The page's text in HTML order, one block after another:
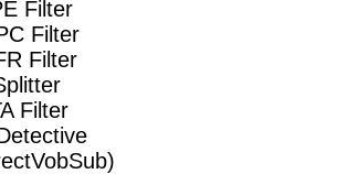
Filter
Filter
Filter
Filter